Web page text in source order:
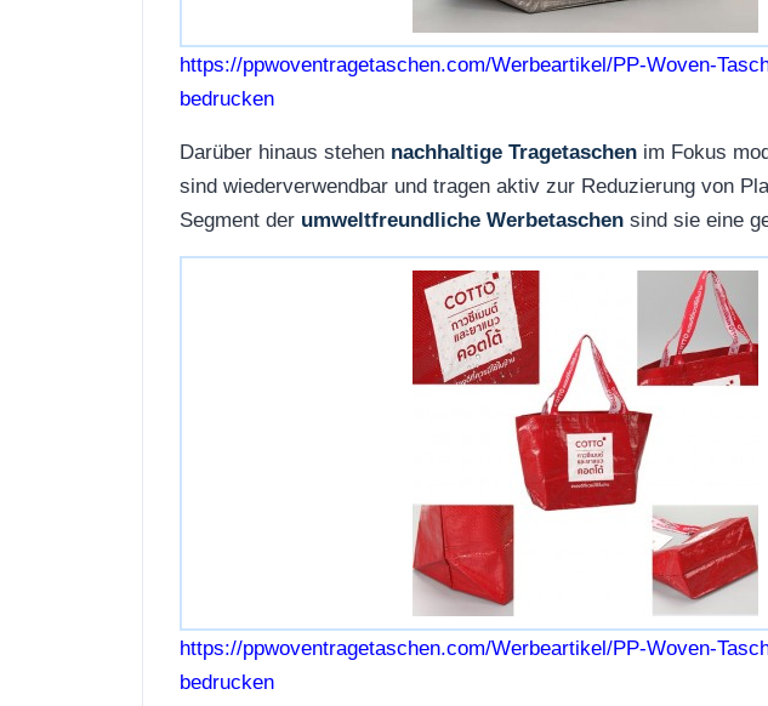
https://ppwoventragetaschen.com/Werbeartikel/PP-Woven-
bedrucken
Darüber hinaus stehen nachhaltige Tragetaschen im Fokus
sind wiederverwendbar und tragen aktiv zur Reduzierung von
Segment der umweltfreundliche Werbetaschen sind sie eine
https://ppwoventragetaschen.com/Werbeartikel/PP-Woven-
bedrucken